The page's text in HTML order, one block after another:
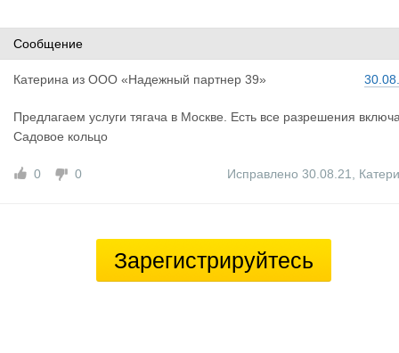
Сообщение
Катерина из ООО «Надежный партнер 39»
Предлагаем услуги тягача в Москве. Есть все разрешения
Садовое кольцо
0 0 Исправлено 30.08.21
Зарегистрируйтесь